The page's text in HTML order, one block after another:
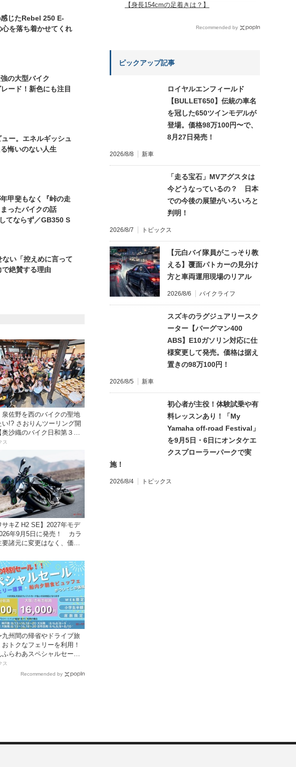
じたRebel 250 E-
を落ち着かせてくれ
の大型バイク
ード！新色にも注目
ー。エネルギッシュ
悔いのない人生
甲斐もなく『峠の走
ったバイクの話
てならず／GB350 S
】
い「控えめに言って
絶賛する理由
泉佐野を西のバイクの聖地
い!? さおりんツーリング開
奥沙織のバイク日和第３
ス
サキZ H2 SE】2027年モデ
年9月5日に発売！ カラ
要諸元に変更はなく、価格
きの247万5000円！
九州間の帰省やドライブ旅
おトクなフェリーを利用！
ふらわあスペシャルセー
期間限定で販売開始
ス
Recommended by
【身長154cmの足着きは？】
Recommended by
ピックアップ記事
ロイヤルエンフィールド
【BULLET650】伝統の車名
を冠した650ツインモデルが
登場。価格98万100円〜で、
8月27日発売！
2026/8/8 新車
「走る宝石」MVアグスタは
今どうなっているの？ 日本
での今後の展望がいろいろと
判明！
2026/8/7 トピックス
【元白バイ隊員がこっそり教
える】覆面パトカーの見分け
方と車両運用現場のリアル
2026/8/6 バイクライフ
スズキのラグジュアリースク
ーター【バーグマン400
ABS】E10ガソリン対応に仕
様変更して発売。価格は据え
置きの98万100円！
2026/8/5 新車
初心者が主役！体験試乗や有
料レッスンあり！「My
Yamaha off-road Festival」
を9月5日・6日にオンタケエ
クスプローラーパークで実
施！
2026/8/4 トピックス